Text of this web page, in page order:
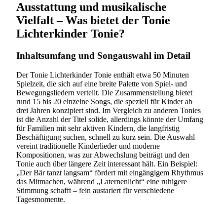
Ausstattung und musikalische
Vielfalt – Was bietet der Tonie
Lichterkinder Tonie?
Inhaltsumfang und Songauswahl im Detail
Der Tonie Lichterkinder Tonie enthält etwa 50 Minuten
Spielzeit, die sich auf eine breite Palette von Spiel- und
Bewegungsliedern verteilt. Die Zusammenstellung bietet
rund 15 bis 20 einzelne Songs, die speziell für Kinder ab
drei Jahren konzipiert sind. Im Vergleich zu anderen Tonies
ist die Anzahl der Titel solide, allerdings könnte der Umfang
für Familien mit sehr aktiven Kindern, die langfristig
Beschäftigung suchen, schnell zu kurz sein. Die Auswahl
vereint traditionelle Kinderlieder und moderne
Kompositionen, was zur Abwechslung beiträgt und den
Tonie auch über längere Zeit interessant hält. Ein Beispiel:
„Der Bär tanzt langsam“ fördert mit eingängigem Rhythmus
das Mitmachen, während „Laternenlicht“ eine ruhigere
Stimmung schafft – fein austariert für verschiedene
Tagesmomente.